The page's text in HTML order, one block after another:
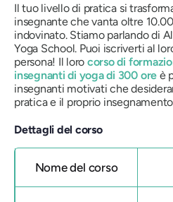
Il tuo livello di pratica si
insegnante che vanta oltre
indovinato. Stiamo parlando di
Yoga School. Puoi iscriverti al
persona! Il loro corso di
insegnanti di yoga di 300 ore è
insegnanti motivati ​​che
pratica e il proprio
Dettagli del corso
Nome del corso